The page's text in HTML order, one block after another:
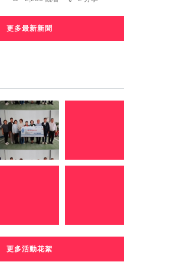
更多最新新聞
更多活動花絮